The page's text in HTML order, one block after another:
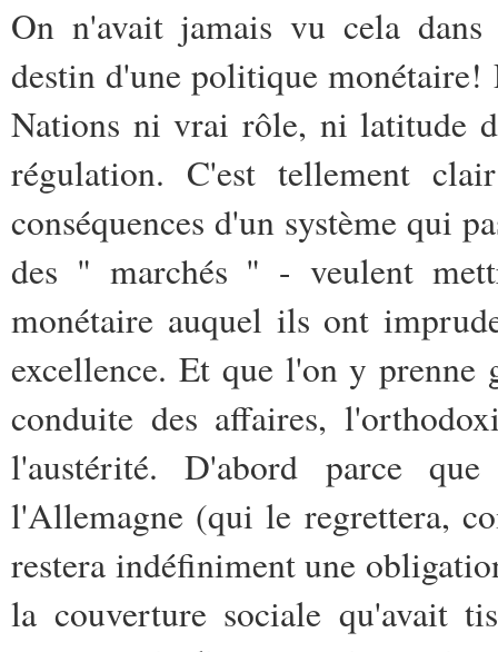
On n'avait jamais vu cela
destin d'une politique
Nations ni vrai rôle, ni latitude
régulation. C'est tellement
conséquences d'un système qui
des " marchés " - veulent
monétaire auquel ils ont
excellence. Et que l'on y prenne
conduite des affaires,
l'austérité. D'abord parce
l'Allemagne (qui le regrettera,
restera indéfiniment une
la couverture sociale qu'avait